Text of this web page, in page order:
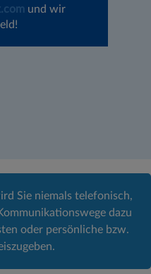
und wir
Sie niemals telefonisch,
dazu
oder persönliche bzw.